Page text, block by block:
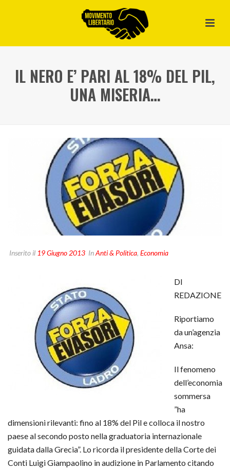
IL NERO E’ PARI AL 18% DEL PIL,
UNA MISERIA…
Inserito il 19 Giugno 2013 InAnti & Politica, Economia
DI
REDAZIONE
Riportiamo
da un’agenzia
Ansa:
Il fenomeno
dell’economia
sommersa
”ha
dimensioni rilevanti: fino al 18% del Pil e colloca il nostro
paese al secondo posto nella graduatoria internazionale
guidata dalla Grecia”. Lo ricorda il presidente della Corte dei
Conti Luigi Giampaolino in audizione in Parlamento citando